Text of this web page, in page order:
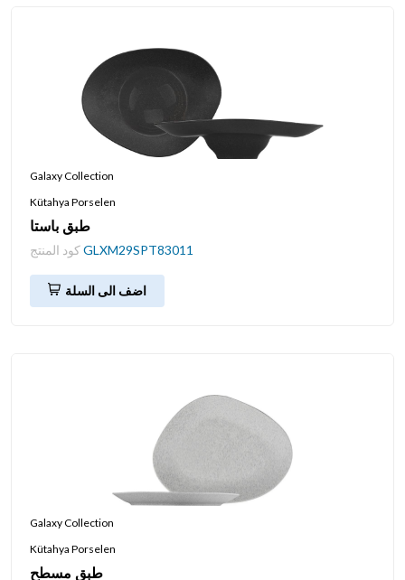
Galaxy Collection
Kütahya Porselen
طبق باستا
GLXM29SPT83011
اضف الى السلة
Galaxy Collection
Kütahya Porselen
طبق مسطح